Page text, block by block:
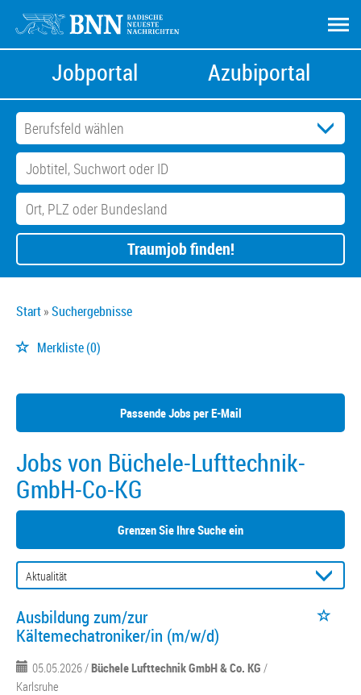
Jobportal Azubiportal
Traumjob finden!
Start Suchergebnisse
Merkliste(0)
Passende Jobs per E-Mail
Jobs von Büchele-Lufttechnik-
GmbH-Co-KG
Grenzen Sie Ihre Suche ein
Ausbildung zum/zur
Kältemechatroniker/in (m/w/d)
05.05.2026 /Büchele Lufttechnik GmbH & Co. KG /
Karlsruhe